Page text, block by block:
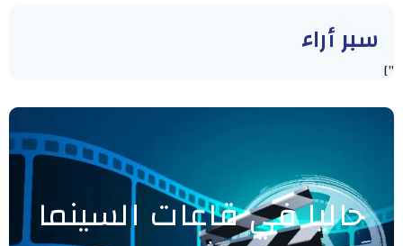
سبر أراء
"]
حاليا في قاعات السينما